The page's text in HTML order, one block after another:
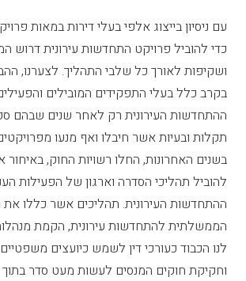
עם ניסיון בייצוג אלפי בעלי דירות במאות
כדי להוביל פרויקט התחדשות עירונית דרוש
ושקיפות לאורך כל שלבי התהליך. לצערנו,
בקרב כלל בעלי התפקידים המובילים
ההתחדשות העירונית רק לאחר שנים שבהם
תקלות ובעיות אשר חיבלו ואף מנעו
בשנים האחרונות, החלו רשויות החוק, באיחור
להוביל תהליכי הסדרה וארגון של הפעילות
ההתחדשות העירונית. תהליכים אשר כללו
הממשלתית להתחדשות עירונית, הקמת
לנו הכבוד כעורכי דין לשמש כיועצים
וחקיקת חוקים המנסים לעשות מעט סדר